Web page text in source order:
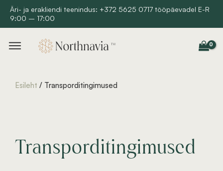
SkipÄri- ja erakliendi teenindus: +372 5625 0717 tööpäevadel E-R
9:00 – 17:00
Esileht / Transporditingimused
Transporditingimused